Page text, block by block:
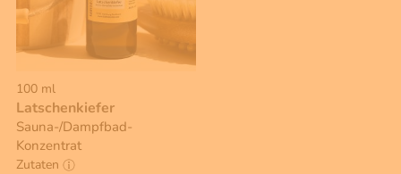
100 ml
Latschenkiefer
Sauna-/Dampfbad-
Konzentrat
Zutaten